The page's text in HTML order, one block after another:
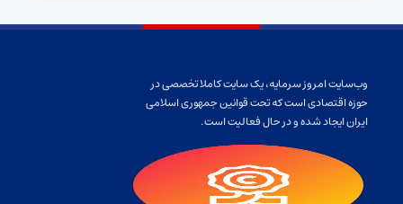
وب‌سایت امروز سرمایه، یک سایت کاملا تخصصی در
حوزه اقتصادی است که تحت قوانین جمهوری اسلامی
ایران ایجاد شده و در حال فعالیت است.